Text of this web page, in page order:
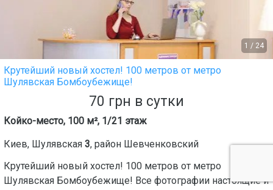
1 / 24
Крутейший новый хостел! 100 метров от метро
Шулявская Бомбоубежище!
70 грн в сутки
Койко-место, 100 м², 1/21 этаж
Киев, Шулявская 3, район Шевченковский
Крутейший новый хостел! 100 метров от метро
Шулявская Бомбоубежище! Все фотографии настоящие и